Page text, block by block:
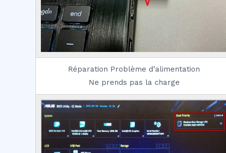
Réparation Problème d’alimentation
Ne prends pas la charge